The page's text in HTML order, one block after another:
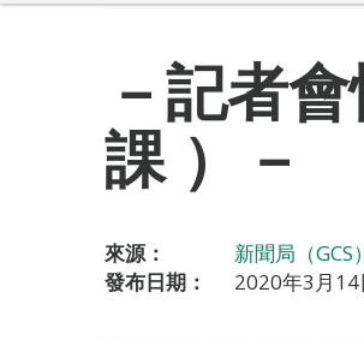
－記者
課 ）－
來源：
新聞局（GCS）
發布日期：
2020年3月